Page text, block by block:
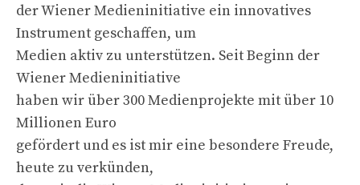
der Wiener Medieninitiative ein innovatives
Instrument geschaffen, um
Medien aktiv zu unterstützen. Seit Beginn der
Wiener Medieninitiative
haben wir über 300 Medienprojekte mit über 10
Millionen Euro
gefördert und es ist mir eine besondere Freude,
heute zu verkünden,